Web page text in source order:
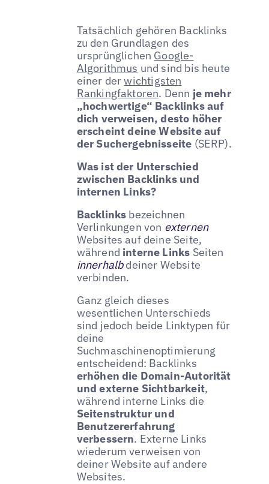
Tatsächlich gehören Backlinks
zu den Grundlagen des
ursprünglichen Google-
Algorithmus und sind bis heute
einer derwichtigsten
Rankingfaktoren. Denn je mehr
„hochwertige“ Backlinks auf
dich verweisen, desto höher
erscheint deine Website auf
der Suchergebnisseite (SERP).
Was ist der Unterschied
zwischen Backlinks und
internen Links?
Backlinks bezeichnen
Verlinkungen von externen
Websites auf deine Seite,
während interne Links Seiten
innerhalbdeiner Website
verbinden.
Ganz gleich dieses
wesentlichen Unterschieds
sind jedoch beide Linktypen für
deine
Suchmaschinenoptimierung
entscheidend: Backlinks
erhöhen die Domain-Autorität
und externe Sichtbarkeit,
während interne Links die
Seitenstruktur und
Benutzererfahrung
verbessern. Externe Links
wiederum verweisen von
deiner Website auf andere
Websites.